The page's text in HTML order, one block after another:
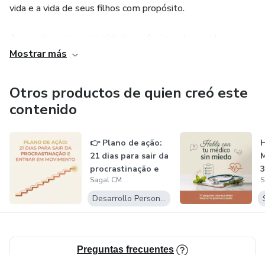
vida e a vida de seus filhos com propósito.
completo de e-books, criado para celebrar o Natal com
Não espere mais!
Mostrar más
Otros productos de quien creó este
contenido
👉 Plano de ação:
21 dias para sair da
procrastinação e
entr...
Sagal CM
Desarrollo Personal
Preguntas frecuentes